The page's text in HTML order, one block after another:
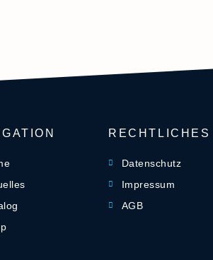
RECHTLICHES
Datenschutz
Impressum
AGB